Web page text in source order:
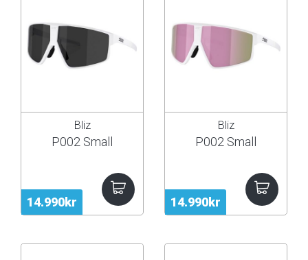
14.990kr
Bliz
P002 Small
14.990kr
Bliz
P002 Small